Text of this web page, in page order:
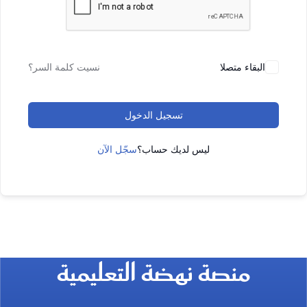
البقاء متصلا نسيت كلمة السر؟
تسجيل الدخول
ليس لديك حساب؟سجّل الآن
منصة نهضة التعليمية